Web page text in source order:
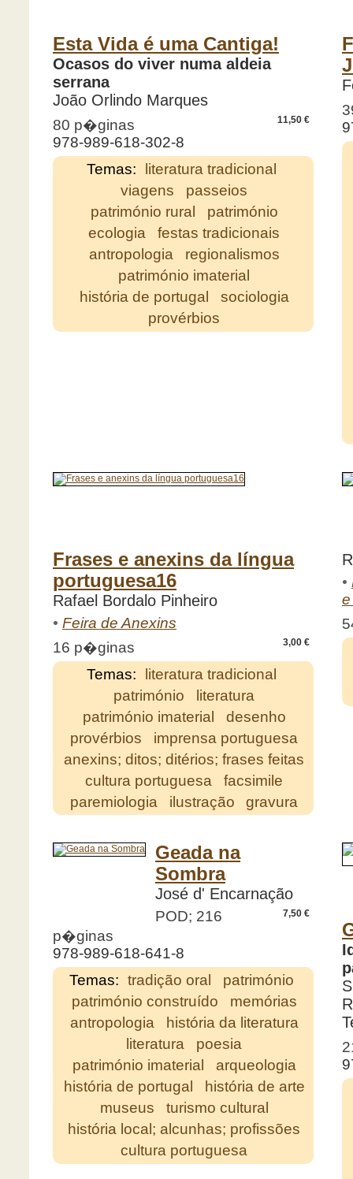
Esta Vida é uma Cantiga!
Ocasos do viver numa aldeia
serrana
João Orlindo Marques
11,50 €
80 p�ginas
978-989-618-302-8
Temas:
literatura tradicional
viagens
passeios
património rural
património
ecologia
festas tradicionais
antropologia
regionalismos
património imaterial
história de portugal
sociologia
provérbios
Frases e anexins da língua
portuguesa16
Rafael Bordalo Pinheiro
• Feira de Anexins
3,00 €
16 p�ginas
Temas:
literatura tradicional
património
literatura
património imaterial
desenho
provérbios
imprensa portuguesa
anexins; ditos; ditérios; frases feitas
cultura portuguesa
facsimile
paremiologia
ilustração gravura
•
Geada na
Sombra
José d' Encarnação
7,50 €
POD; 216
p�ginas
978-989-618-641-8
Temas: tradição oral
património
património construído
memórias
antropologia
história da literatura
literatura
poesia
património imaterial
arqueologia
história de portugal
história de arte
museus
turismo cultural
história local; alcunhas; profissões
cultura portuguesa